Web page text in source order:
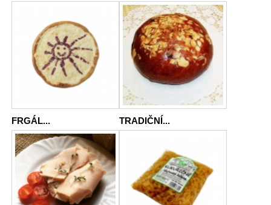
FRGÁL... TRADIČNÍ...